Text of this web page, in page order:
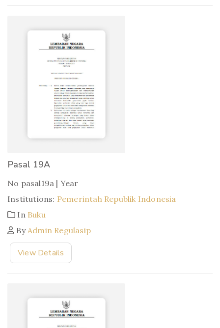
Pasal 19A
No pasal19a | Year
Institutions: Pemerintah Republik Indonesia
In Buku
ByAdmin Regulasip
View Details